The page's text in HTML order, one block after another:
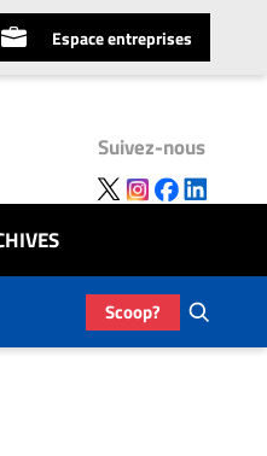
Espace entreprises
Suivez-nous
Scoop?